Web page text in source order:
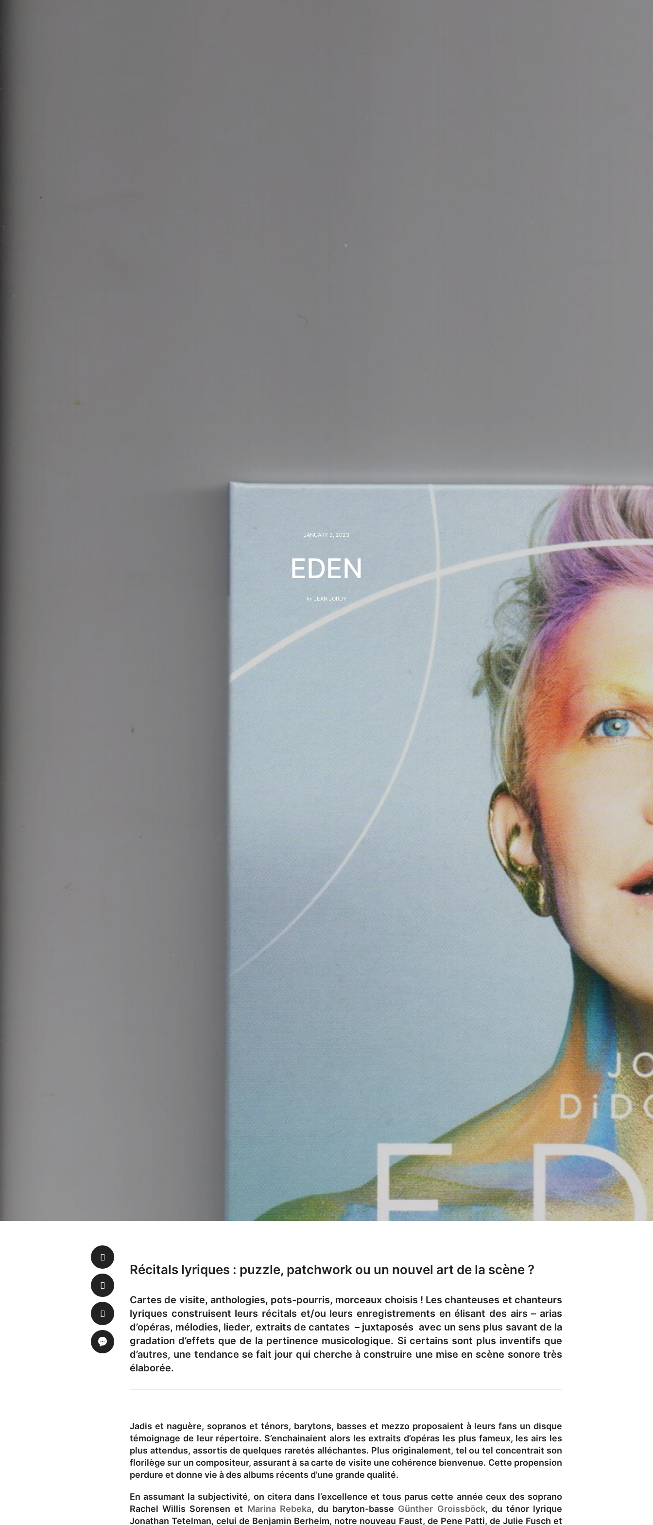
JANUARY 3, 2023
EDEN
by JEAN JORDY
Récitals lyriques : puzzle, patchwork ou un nouvel art de la scène ?
Cartes de visite, anthologies, pots-pourris, morceaux choisis ! Les chanteuses et chanteurs
lyriques construisent leurs récitals et/ou leurs enregistrements en élisant des airs – arias
d’opéras, mélodies, lieder, extraits de cantates – juxtaposés avec un sens plus savant de la
gradation d’effets que de la pertinence musicologique. Si certains sont plus inventifs que
d’autres, une tendance se fait jour qui cherche à construire une mise en scène sonore très
élaborée.
Jadis et naguère, sopranos et ténors, barytons, basses et mezzo proposaient à leurs fans un disque
témoignage de leur répertoire. S’enchainaient alors les extraits d’opéras les plus fameux, les airs les
plus attendus, assortis de quelques raretés alléchantes. Plus originalement, tel ou tel concentrait son
florilège sur un compositeur, assurant à sa carte de visite une cohérence bienvenue. Cette propension
perdure et donne vie à des albums récents d’une grande qualité.
En assumant la subjectivité, on citera dans l’excellence et tous parus cette année ceux des soprano
Rachel Willis Sorensen et Marina Rebeka, du baryton-basse Günther Groissböck, du ténor lyrique
Jonathan Tetelman, celui de Benjamin Berheim, notre nouveau Faust, de Pene Patti, de Julie Fusch et